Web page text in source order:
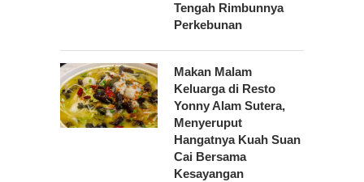
Tengah Rimbunnya
Perkebunan
Makan Malam
Keluarga di Resto
Yonny Alam Sutera,
Menyeruput
Hangatnya Kuah Suan
Cai Bersama
Kesayangan